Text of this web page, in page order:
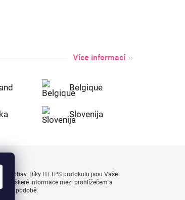
Více informací
Belgique
Slovenija
bez obav. Díky HTTPS protokolu jsou Vaše
veškeré informace mezi prohlížečem a
podobě.